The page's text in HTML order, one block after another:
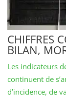
CHIFFRES
BILAN,
Les indicateurs
continuent de
d’incidence, de